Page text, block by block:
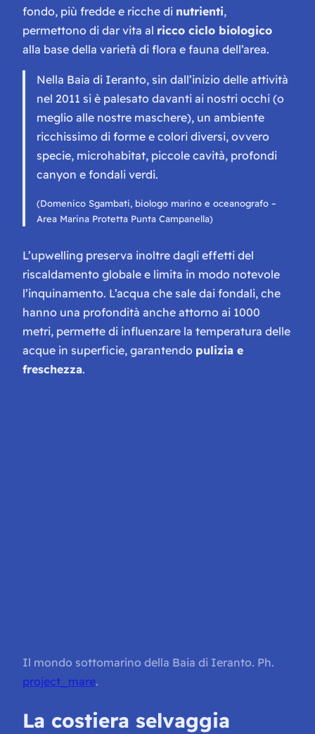
fondo, più fredde e ricche di nutrienti,
permettono di dar vita al ricco ciclo biologico
alla base della varietà di flora e fauna dell’area.
Nella Baia di Ieranto, sin dall’inizio delle attività
nel 2011 si è palesato davanti ai nostri occhi (o
meglio alle nostre maschere), un ambiente
ricchissimo di forme e colori diversi, ovvero
specie, microhabitat, piccole cavità, profondi
canyon e fondali verdi.
(Domenico Sgambati, biologo marino e oceanografo –
Area Marina Protetta Punta Campanella)
L’upwelling preserva inoltre dagli effetti del
riscaldamento globale e limita in modo notevole
l’inquinamento. L’acqua che sale dai fondali, che
hanno una profondità anche attorno ai 1000
metri, permette di influenzare la temperatura delle
acque in superficie, garantendo pulizia e
freschezza.
Il mondo sottomarino della Baia di Ieranto. Ph.
project_mare.
La costiera selvaggia